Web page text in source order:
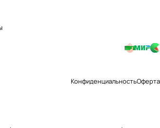
КонфиденциальностьОферта